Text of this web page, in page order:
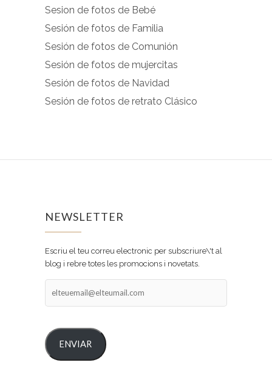
Sesion de fotos de Bebé
Sesión de fotos de Familia
Sesión de fotos de Comunión
Sesión de fotos de mujercitas
Sesión de fotos de Navidad
Sesión de fotos de retrato Clásico
NEWSLETTER
Escriu el teu correu electronic per subscriure\'t al
blog i rebre totes les promocions i novetats.
ENVIAR